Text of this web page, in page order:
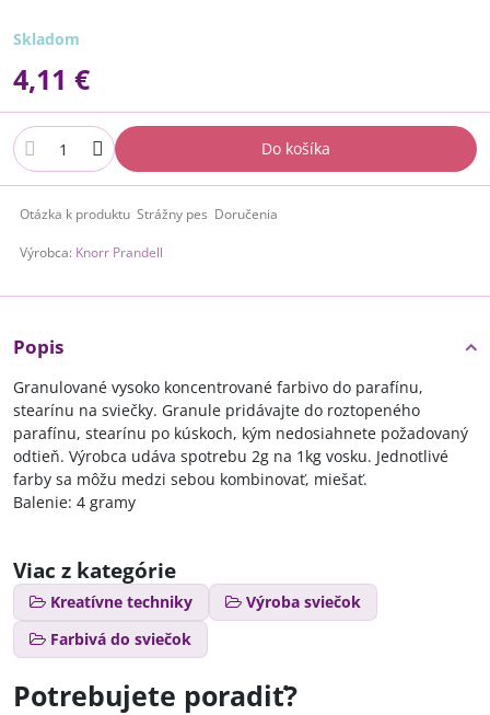
Skladom
4,11 €
Do košíka
Otázka k produktu Strážny pes Doručenia
Výrobca: Knorr Prandell
Popis
Granulované vysoko koncentrované farbivo do parafínu,
stearínu na sviečky. Granule pridávajte do roztopeného
parafínu, stearínu po kúskoch, kým nedosiahnete požadovaný
odtieň. Výrobca udáva spotrebu 2g na 1kg vosku. Jednotlivé
farby sa môžu medzi sebou kombinovať, miešať.
Balenie: 4 gramy
Viac z kategórie
Kreatívne techniky
Výroba sviečok
Farbivá do sviečok
Potrebujete poradiť?